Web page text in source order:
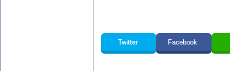
Twitter Facebook